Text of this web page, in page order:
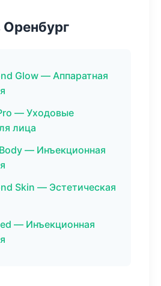
Glow — Аппаратная
— Уходовые
лица
— Инъекционная
Skin — Эстетическая
— Инъекционная